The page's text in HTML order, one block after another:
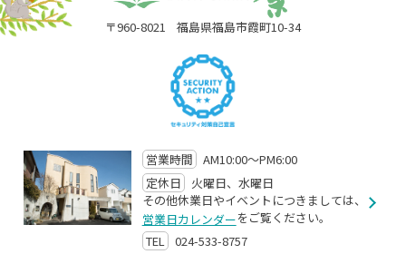
〒960-8021 福島県福島市霞町10-34
営業時間
AM10:00～PM6:00
定休日
火曜日、水曜日
その他休業日やイベントにつきましては、
営業日カレンダーをご覧ください。
TEL 024-533-8757